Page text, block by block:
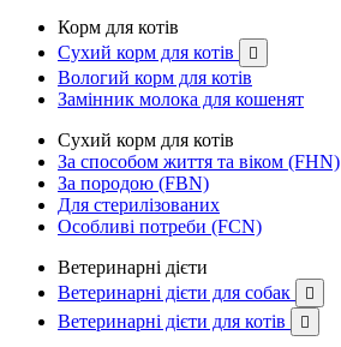
Корм для котів
Сухий корм для котів

Вологий корм для котів
Замінник молока для кошенят
Сухий корм для котів
За способом життя та віком (FHN)
За породою (FBN)
Для стерилізованих
Особливі потреби (FCN)
Ветеринарні дієти
Ветеринарні дієти для собак

Ветеринарні дієти для котів 